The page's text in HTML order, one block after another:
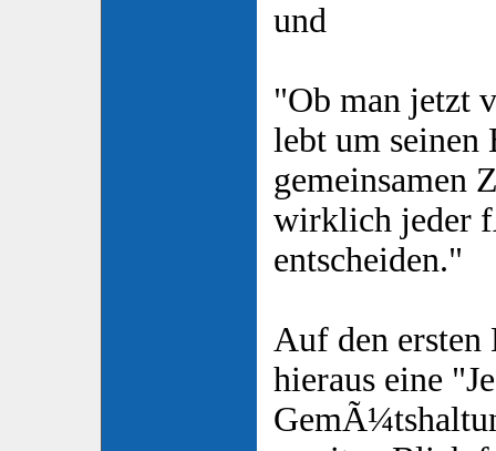
und
"Ob man jetzt
lebt um seinen
gemeinsamen
wirklich jeder
entscheiden."
Auf den ersten
hieraus eine